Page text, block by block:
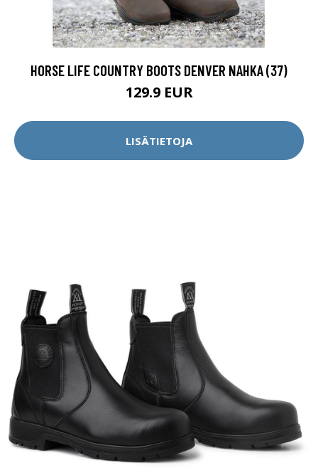
HORSE LIFE COUNTRY BOOTS DENVER NAHKA (37)
129.9 EUR
LISÄTIETOJA